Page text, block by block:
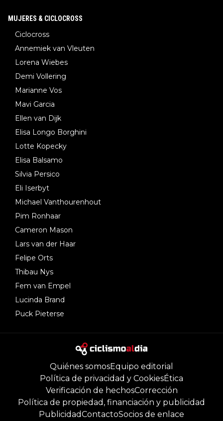
MUJERES & CICLOCROSS
Ciclocross
Annemiek van Vleuten
Lorena Wiebes
Demi Vollering
Marianne Vos
Mavi Garcia
Ellen van Dijk
Elisa Longo Borghini
Lotte Kopecky
Elisa Balsamo
Silvia Persico
Eli Iserbyt
Michael Vanthourenhout
Pim Ronhaar
Cameron Mason
Lars van der Haar
Felipe Orts
Thibau Nys
Fem van Empel
Lucinda Brand
Puck Pieterse
Quiénes somosEquipo editorial
Política de privacidad y CookiesÉtica
Verificación de hechosCorrección
Política de propiedad, financiación y publicidad
PublicidadContactoSocios de enlace